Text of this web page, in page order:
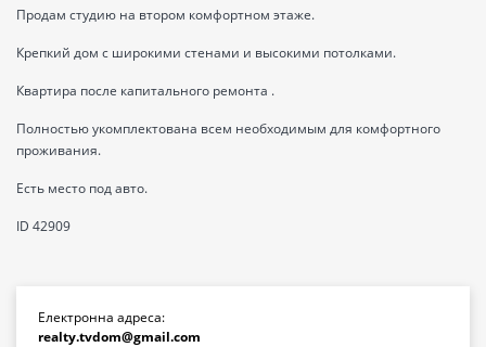
Продам студию на втором комфортном этаже.
Крепкий дом с широкими стенами и высокими потолками.
Квартира после капитального ремонта .
Полностью укомплектована всем необходимым для комфортного
проживания.
Есть место под авто.
ID 42909
Електронна адреса:
realty.tvdom@gmail.com